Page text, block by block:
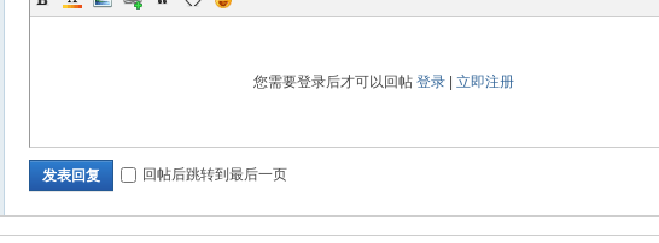
您需要登录后才可以回帖 登录| 立即注册
发表回复 回帖后跳转到最后一页